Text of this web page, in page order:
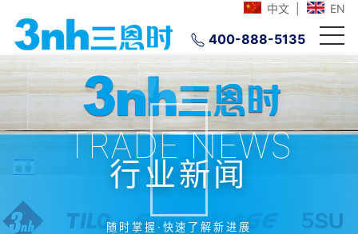
中文 EN
400-888-5135
TRADE NEWS
行业新闻
随时掌握·快速了解新进展